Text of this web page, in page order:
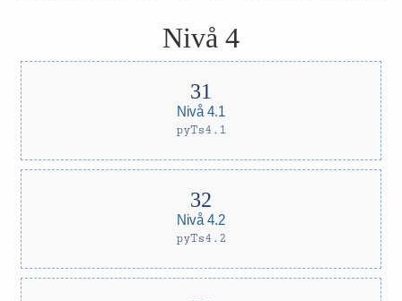
Nivå 4
Nivå 4.1
pyTs4.1
Nivå 4.2
pyTs4.2